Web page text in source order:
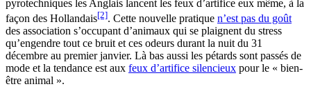
pyrotechniques les Anglais lancent les feux d’artifice eux même, à la
façon des Hollandais[2]. Cette nouvelle pratique n’est pas du goût
des association s’occupant d’animaux qui se plaignent du stress
qu’engendre tout ce bruit et ces odeurs durant la nuit du 31
décembre au premier janvier. Là bas aussi les pétards sont passés de
mode et la tendance est aux feux d’artifice silencieux pour le « bien-
être animal ».